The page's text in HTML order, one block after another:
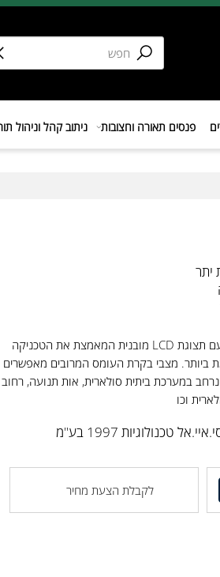
פנסים תאורה וחצובות ניתוב קהל וניהול תורים
בקר טעינה PWM עם תצוגת LCD מובנית המאמצת את הטכניקה
מצבי בקרת העומס המרובים מאפשרים
ביתית סולארית, אות תנועה, רחוב
לקבלת הצעת מחיר